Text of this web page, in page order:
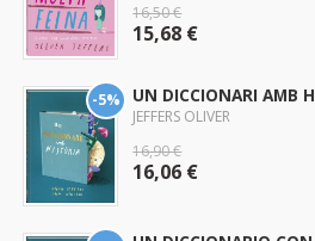
16,50 €
15,68 €
-5% UN DICCIONARI AMB
JEFFERS OLIVER
16,90 €
16,06 €